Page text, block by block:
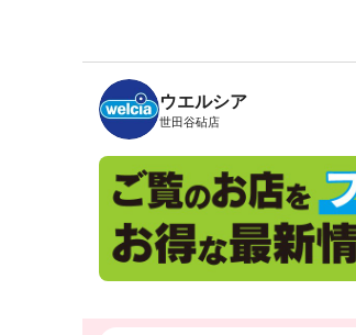
B
n
c
h
T
ウエルシア
世田谷砧店